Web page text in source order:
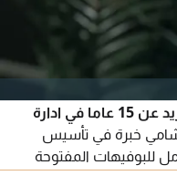
شيف تنفيذي الجنسية سورية خبرة تزيد عن 15 عاما في ادارة
خبرة في تأسيس
للبوفيهات المفتوحة